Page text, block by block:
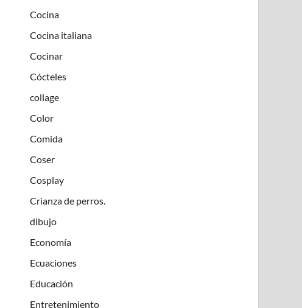
Cocina
Cocina italiana
Cocinar
Cócteles
collage
Color
Comida
Coser
Cosplay
Crianza de perros.
dibujo
Economía
Ecuaciones
Educación
Entretenimiento